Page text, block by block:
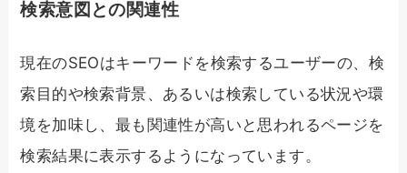
検索意図との関連性
現在のSEOはキーワードを検索するユーザーの、検
索目的や検索背景、あるいは検索している状況や環
境を加味し、最も関連性が高いと思われるページを
検索結果に表示するようになっています。